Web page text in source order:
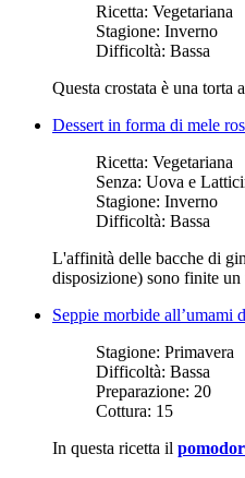
Ricetta: Vegetariana
Stagione: Inverno
Difficoltà: Bassa
Questa crostata è una
Dessert in forma di mele
Ricetta: Vegetariana
Senza: Uova e
Stagione: Inverno
Difficoltà: Bassa
L'affinità delle bacche di
disposizione) sono finite
Seppie morbide all’umami
Stagione: Primavera
Difficoltà: Bassa
Preparazione: 20
Cottura: 15
In questa ricetta il